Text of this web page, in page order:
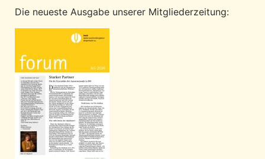
Die neueste Ausgabe unserer Mitgliederzeitung: